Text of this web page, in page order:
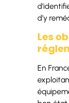
d’y
Les
En